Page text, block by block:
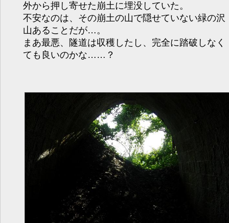
外から押し寄せた崩土に埋没していた。
不安なのは、その崩土の山で隠せていない緑の沢
山あることだが…。
まあ最悪、隧道は収穫したし、完全に踏破しなく
ても良いのかな……？